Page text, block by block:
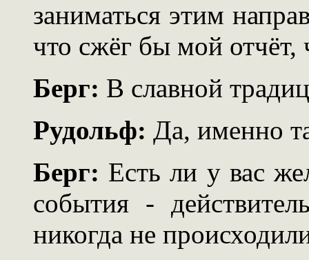
заниматься этим
что сжёг бы мой отчёт,
Берг: В славной
Рудольф: Да, именно
Берг: Есть ли у вас
события -
никогда не